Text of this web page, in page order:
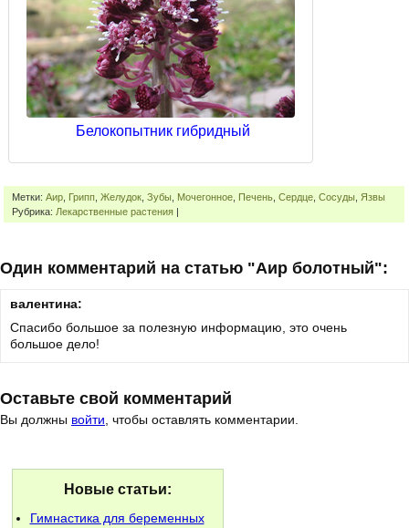
Белокопытник гибридный
Метки: Аир Грипп Желудок Зубы Мочегонное Печень Сердце Сосуды Язвы
Рубрика: Лекарственные растения |
Один комментарий на статью "Аир болотный":
валентина:
Спасибо большое за полезную информацию, это очень
большое дело!
Оставьте свой комментарий
Вы должны войти , чтобы оставлять комментарии.
Новые статьи:
Гимнастика для беременных